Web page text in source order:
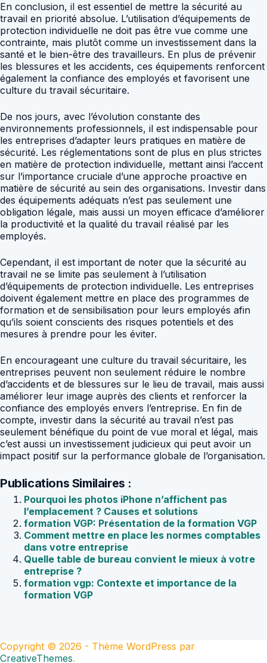
En conclusion, il est essentiel de mettre la sécurité au
travail en priorité absolue. L’utilisation d’équipements de
protection individuelle ne doit pas être vue comme une
contrainte, mais plutôt comme un investissement dans la
santé et le bien-être des travailleurs. En plus de prévenir
les blessures et les accidents, ces équipements renforcent
également la confiance des employés et favorisent une
culture du travail sécuritaire.
De nos jours, avec l’évolution constante des
environnements professionnels, il est indispensable pour
les entreprises d’adapter leurs pratiques en matière de
sécurité. Les réglementations sont de plus en plus strictes
en matière de protection individuelle, mettant ainsi l’accent
sur l’importance cruciale d’une approche proactive en
matière de sécurité au sein des organisations. Investir dans
des équipements adéquats n’est pas seulement une
obligation légale, mais aussi un moyen efficace d’améliorer
la productivité et la qualité du travail réalisé par les
employés.
Cependant, il est important de noter que la sécurité au
travail ne se limite pas seulement à l’utilisation
d’équipements de protection individuelle. Les entreprises
doivent également mettre en place des programmes de
formation et de sensibilisation pour leurs employés afin
qu’ils soient conscients des risques potentiels et des
mesures à prendre pour les éviter.
En encourageant une culture du travail sécuritaire, les
entreprises peuvent non seulement réduire le nombre
d’accidents et de blessures sur le lieu de travail, mais aussi
améliorer leur image auprès des clients et renforcer la
confiance des employés envers l’entreprise. En fin de
compte, investir dans la sécurité au travail n’est pas
seulement bénéfique du point de vue moral et légal, mais
c’est aussi un investissement judicieux qui peut avoir un
impact positif sur la performance globale de l’organisation.
Publications Similaires :
Pourquoi les photos iPhone n’affichent pas
l’emplacement ? Causes et solutions
formation VGP: Présentation de la formation VGP
Comment mettre en place les normes comptables
dans votre entreprise
Quelle table de bureau convient le mieux à votre
entreprise ?
formation vgp: Contexte et importance de la
formation VGP
Copyright © 2026 - Thème WordPress par
CreativeThemes.